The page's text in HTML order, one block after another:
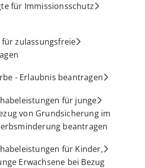
für Immissionsschutz
zulassungsfreie
- Erlaubnis beantragen
für junge
von Grundsicherung im
beantragen
für Kinder,
Erwachsene bei Bezug